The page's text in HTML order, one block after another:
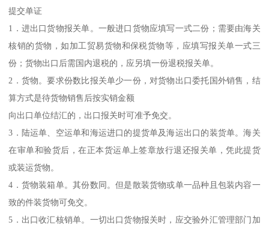
提交单证
1．进出口货物报关单。一般进口货物应填写一式二份；需要由海关
核销的货物，如加工贸易货物和保税货物等，应填写报关单一式三
份；货物出口后需国内退税的，应另填一份退税报关单。
2．货物。要求份数比报关单少一份，对货物出口委托国外销售，结
算方式是待货物销售后按实销金额
向出口单位结汇的，出口报关时可准予免交。
3．陆运单、空运单和海运进口的提货单及海运出口的装货单。海关
在审单和验货后，在正本货运单上签章放行退还报关单，凭此提货
或装运货物。
4．货物装箱单。其份数同。但是散装货物或单一品种且包装内容一
致的件装货物可免交。
5．出口收汇核销单。一切出口货物报关时，应交验外汇管理部门加